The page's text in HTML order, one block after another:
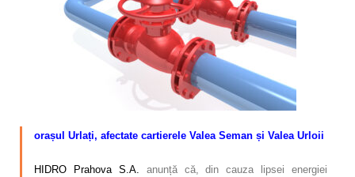
Calitatea apei
orașul Urlați, afectate cartierele Valea Seman și Valea Urloii
HIDRO Prahova S.A. anunță că, din cauza lipsei energiei